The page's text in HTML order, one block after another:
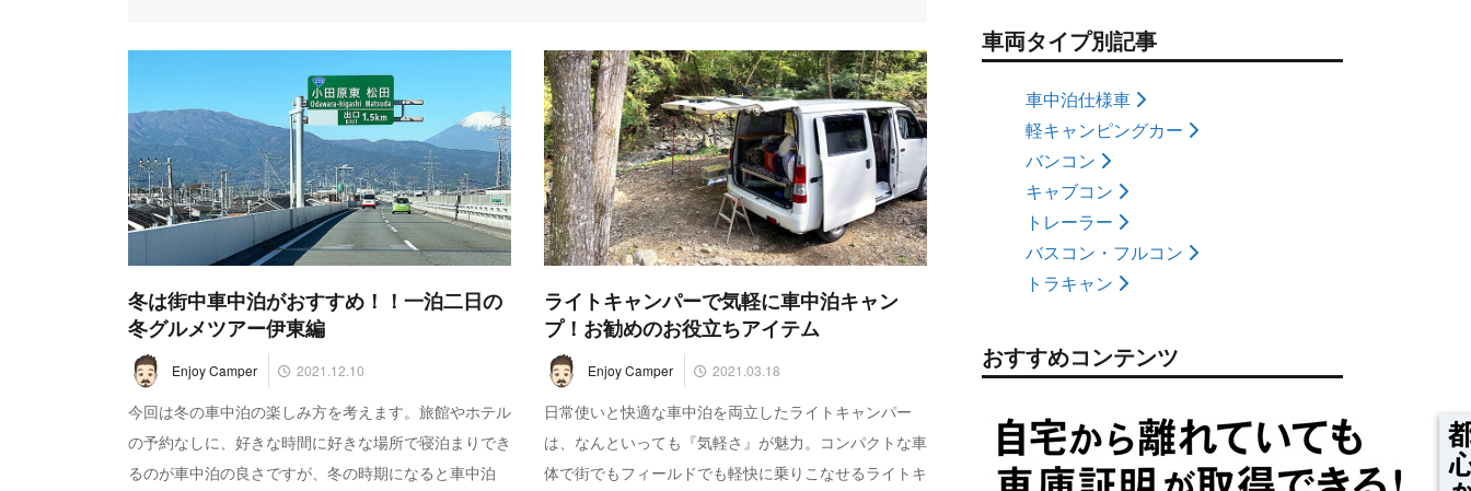
冬は街中車中泊がおすすめ！！一泊二日の
冬グルメツアー伊東編
Enjoy Camper 2021.12.10
今回は冬の車中泊の楽しみ方を考えます。旅館やホテル
の予約なしに、好きな時間に好きな場所で寝泊まりでき
るのが車中泊の良さですが、冬の時期になると車中泊
ライトキャンパーで気軽に車中泊キャン
プ！お勧めのお役立ちアイテム
Enjoy Camper 2021.03.18
日常使いと快適な車中泊を両立したライトキャンパー
は、なんといっても『気軽さ』が魅力。コンパクトな車
体で街でもフィールドでも軽快に乗りこなせるライトキ
車両タイプ別記事
車中泊仕様車
軽キャンピングカー
バンコン
キャブコン
トレーラー
バスコン・フルコン
トラキャン
おすすめコンテンツ